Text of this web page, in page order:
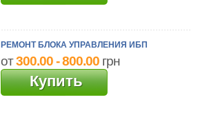
РЕМОНТ БЛОКА УПРАВЛЕНИЯ ИБП
от300.00 - 800.00 грн
Купить